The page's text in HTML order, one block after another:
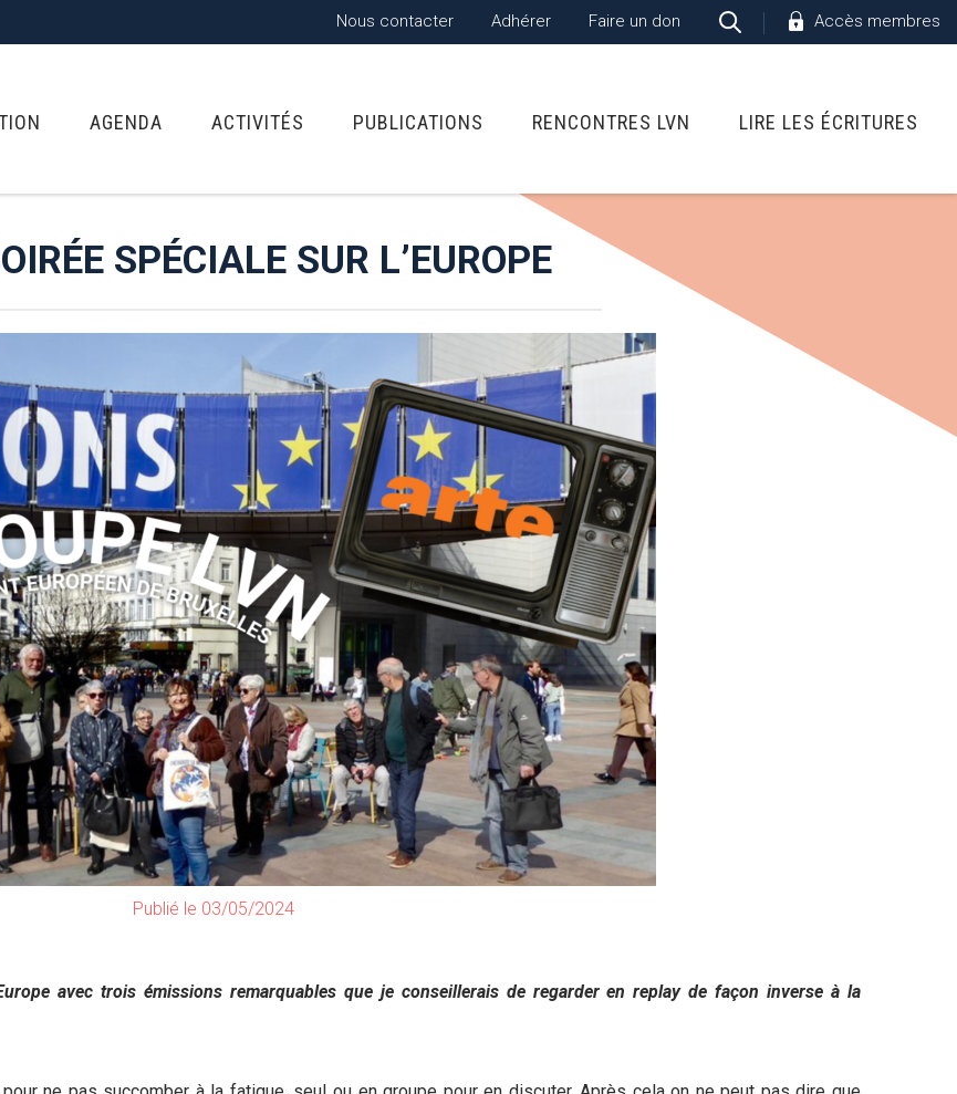
Nous contacter Adhérer Faire un don Accès membres
AGENDA ACTIVITÉS PUBLICATIONS RENCONTRES LVN LIRE LES ÉCRITURES
SPÉCIALE SUR L’EUROPE
Publié le 03/05/2024
avec trois émissions remarquables que je conseillerais de regarder en replay de façon inverse à la